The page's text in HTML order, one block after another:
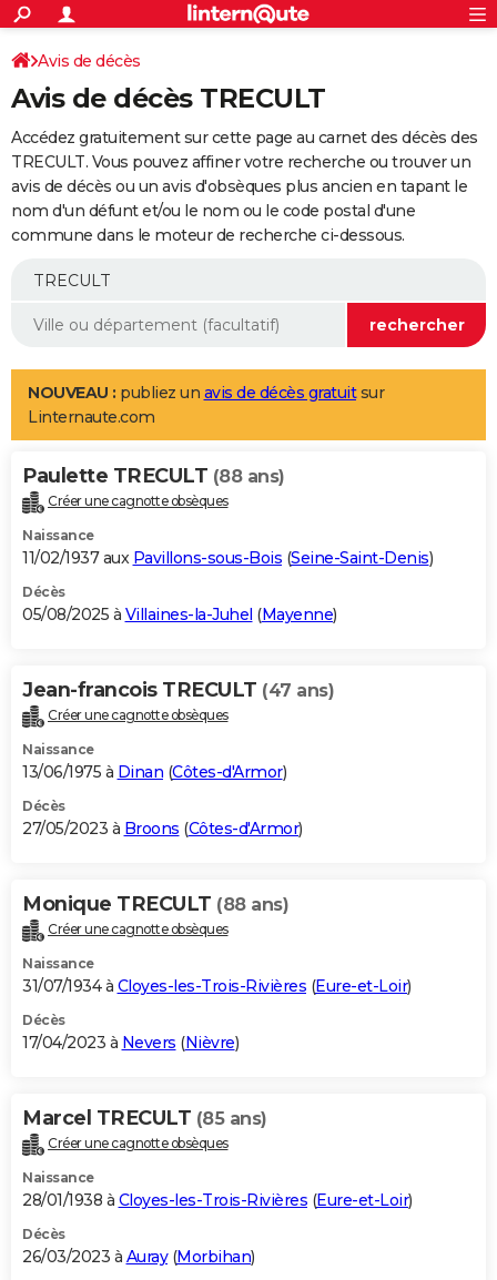
ACTUALITÉS
Politique
Société
Faits Divers
Education
Monde
Villes
+
SPORT
Coupe du monde 2026
Football
Tennis
Cyclisme
Rugby
Forum
Programme TV
TNT
Streaming
Cinéma
Sorties cinéma
Musique
+
FINANCE
Retraite
Epargne
Immobilier
Risques naturels par ville
Banque
Assurance
AUTO
Essais
Réserver un essai
Citadines
Berlines
SUV
Forum auto
+
Mobiles
Meilleur smartphone
Internet
Ordinateurs
Jeux vidéo
Guide high-tech
Aménagement intérieur
LIFESTYLE
Art de vivre
Bien-être
Loisirs
Mode
Modes de vie
Alimentation
Guide de la santé
Maladies
Médicaments
Sommeil
VOYAGE
Destinations
City break
Voyage nature
Voyage de noces
Forum
Climat
+PHOTO
GUIDES D'ACHAT
BONS PLANS
Carte de Noël
Carte Bonne année
Carte Saint-Valentin
Carte Pâques
Carte d'anniversaire
DICTIONNAIRE
Dictionnaire
Biographies
Citations
Expressions
Proverbes
PROGRAMME TV
S'inscrire
Se connecter
Lycées
Collèges
Primaires
Universités
Entreprises
Service militaire
Avis de recherche
AVIS DE DÉCÈS
Bricolage
Lifestyle
Culture
Sport
Auto
Television
Voyage
Cinema
Avis de décès
Avis de décès TRECULT
Accédez gratuitement sur cette page au carnet des décès des
TRECULT. Vous pouvez affiner votre recherche ou trouver un
avis de décès ou un avis d'obsèques plus ancien en tapant le
nom d'un défunt et/ou le nom ou le code postal d'une
commune dans le moteur de recherche ci-dessous.
NOUVEAU : publiez un avis de décès gratuitsur
Linternaute.com
Paulette TRECULT (88 ans)
Créer une cagnotte obsèques
Naissance
11/02/1937 aux Pavillons-sous-Bois (Seine-Saint-Denis)
Décès
05/08/2025 à Villaines-la-Juhel (Mayenne)
Jean-francois TRECULT (47 ans)
Créer une cagnotte obsèques
Naissance
13/06/1975 à Dinan (Côtes-d'Armor)
Décès
27/05/2023 à Broons (Côtes-d'Armor)
Monique TRECULT (88 ans)
Créer une cagnotte obsèques
Naissance
31/07/1934 à Cloyes-les-Trois-Rivières (Eure-et-Loir)
Décès
17/04/2023 à Nevers (Nièvre)
Marcel TRECULT (85 ans)
Créer une cagnotte obsèques
Naissance
28/01/1938 à Cloyes-les-Trois-Rivières (Eure-et-Loir)
Décès
26/03/2023 à Auray(Morbihan)